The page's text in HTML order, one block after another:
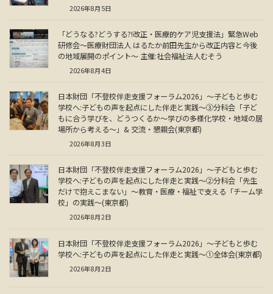
2026年8月5日
「どうなる?どうする?!改正・医療的ケア児支援法」緊急Web
研修会～医療財団法人 はるたか前田先生から改正内容と今後
の地域展開のポイント～ 主催:社会福祉法人むそう
2026年8月4日
日本財団「不登校伴走支援フォーラム2026」～子どもと歩む
学校へ:子どもの声を起点にした伴走と実践～③分科会「子ど
もに合う学びを、どうつくるか～学びの多様化学校・地域の居
場所から考える～」& 交流・懇親会(東京都)
2026年8月3日
日本財団「不登校伴走支援フォーラム2026」～子どもと歩む
学校へ:子どもの声を起点にした伴走と実践～②分科会「先生
だけで抱えこまない」～教育・医療・福祉で支える「チーム学
校」の実践～(東京都)
2026年8月2日
日本財団「不登校伴走支援フォーラム2026」～子どもと歩む
学校へ:子どもの声を起点にした伴走と実践～①全体会(東京都)
2026年8月2日